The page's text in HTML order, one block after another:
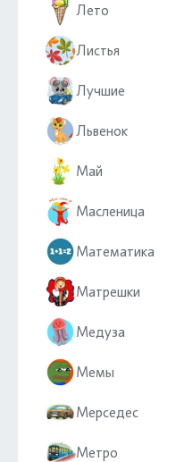
Лето
Листья
Лучшие
Львенок
Май
Масленица
Математика
Матрешки
Медуза
Мемы
Мерседес
Метро